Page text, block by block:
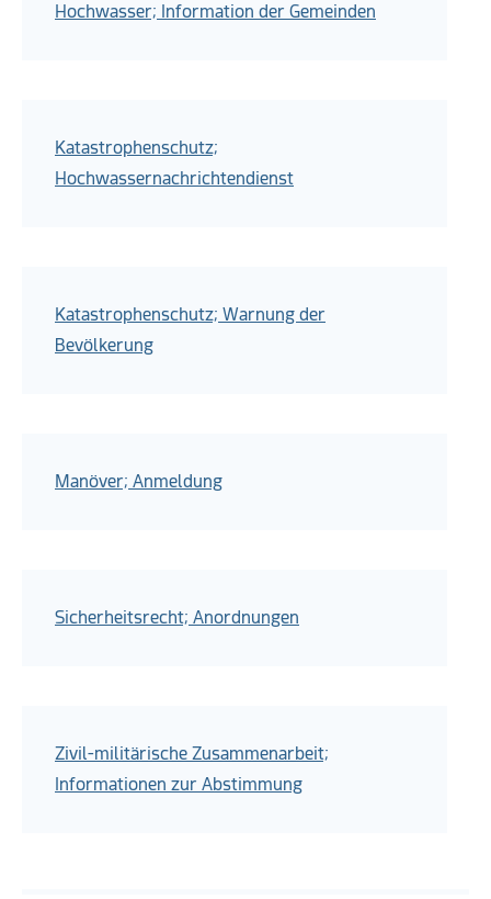
Hochwasser; Information der Gemeinden
Katastrophenschutz;
Hochwassernachrichtendienst
Katastrophenschutz; Warnung der
Bevölkerung
Manöver; Anmeldung
Sicherheitsrecht; Anordnungen
Zivil-militärische Zusammenarbeit;
Informationen zur Abstimmung